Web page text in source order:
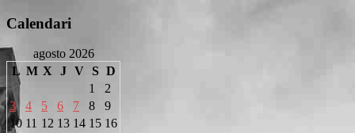
Calendari
agosto 2026
L M X J V S D
1
2
3
4 5 6 7 8
9
10 11 12 13 14 15 16